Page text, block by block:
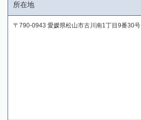
所在地
〒790-0943 愛媛県松山市古川南1丁目9番30号